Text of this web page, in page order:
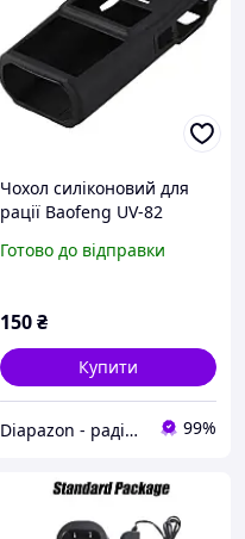
Чохол силіконовий для
рації Baofeng UV-82
Готово до відправки
150₴
Купити
Diapazon - радіостанції та аксесуари 99%